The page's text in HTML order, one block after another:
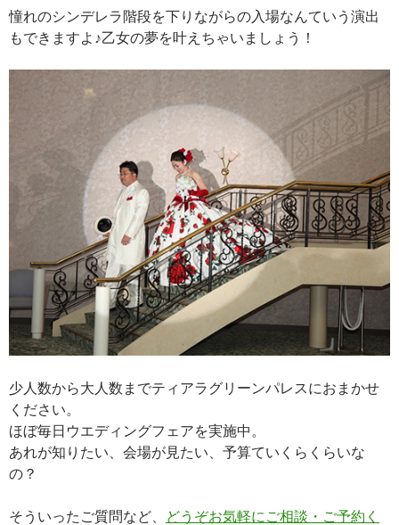
憧れのシンデレラ階段を下りながらの入場なんていう演出
もできますよ♪乙女の夢を叶えちゃいましょう！
少人数から大人数までティアラグリーンパレスにおまかせ
ください。
ほぼ毎日ウエディングフェアを実施中。
あれが知りたい、会場が見たい、予算ていくらくらいな
の？
そういったご質問など、
どうぞお気軽にご相談・ご予約く